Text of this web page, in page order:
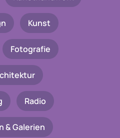
Kunst
Fotografie
Radio
& Galerien